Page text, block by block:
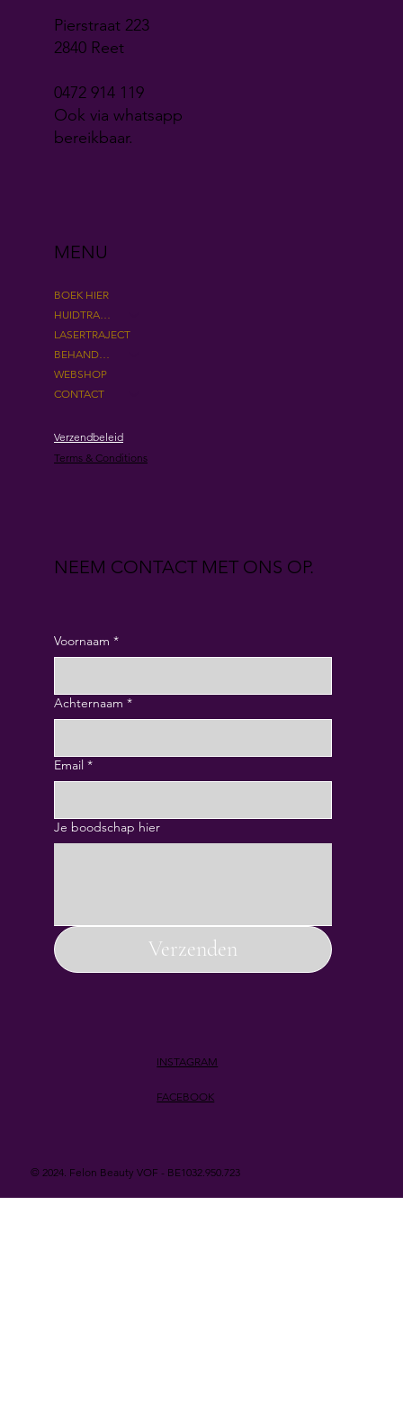
MENU
BOEK HIER
LASERTRAJECT
WEBSHOP
CONTACT
Verzendbeleid
Terms & Conditions
Pierstraat 223
2840 Reet
0472 914 119
Ook via whatsapp
bereikbaar.
NEEM CONTACT MET ONS OP.
Voornaam *
Achternaam *
Email *
Je boodschap hier
Verzenden
INSTAGRAM
FACEBOOK
© 2024. Felon Beauty VOF - BE1032.950.723